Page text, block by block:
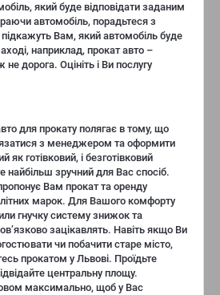
який буде відповідати заданим
автомобіль, порадьтеся з
Вам, який автомобіль буде
наприклад, прокат авто –
не дорога. Оцініть і Ви послугу
для прокату полягає в тому, що
з менеджером та оформити
готівковий, і безготівковий
найбільш зручний для Вас спосіб.
Вам прокат та оренду
марок. Для Вашого комфорту
гнучку систему знижок та
зацікавлять. Навіть якщо Ви
чи побачити старе місто,
прокатом у Львові. Проїдьте
центральну площу.
максимально, щоб у Вас